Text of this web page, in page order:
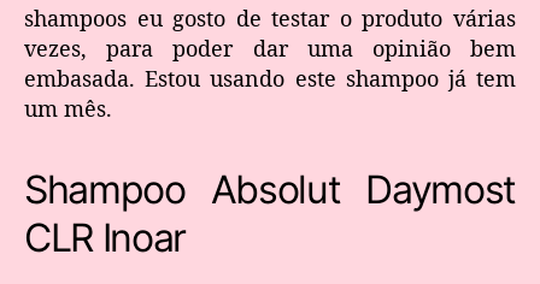
shampoos eu gosto de testar o produto várias
vezes, para poder dar uma opinião bem
embasada. Estou usando este shampoo já tem
um mês.
Shampoo Absolut Daymost
CLR Inoar